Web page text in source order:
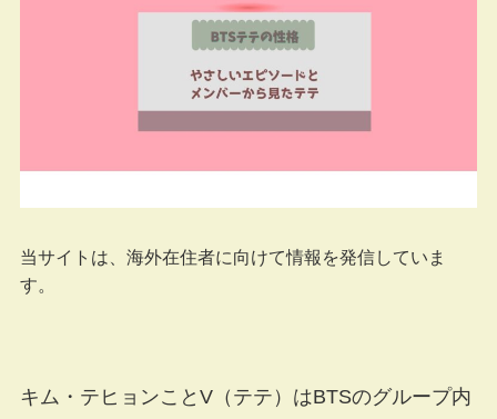
当サイトは、海外在住者に向けて情報を発信していま
す。
キム・テヒョンことV（テテ）はBTSのグループ内